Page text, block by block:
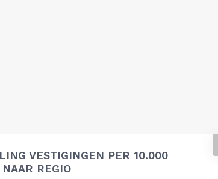
VESTIGINGEN PER 10.000
REGIO